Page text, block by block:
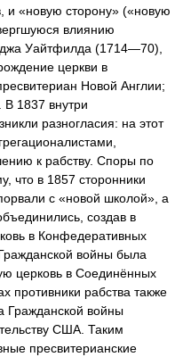
и «новую сторону» («новую
влиянию
Уайтфилда (1714—70),
церкви в
Новой Англии;
В 1837 внутри
разногласия: на этот
к рабству. Споры по
что в 1857 сторонники
с «новой школой», а
создав в
в Конфедеративных
войны была
церковь в Соединённых
противники рабства также
Гражданской войны
США. Таким
пресвитерианские